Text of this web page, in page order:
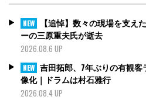
NEW
【追悼】数々の現場を支え
ーの三原重夫氏が逝去
2026.08.6 UP
NEW 吉田拓郎、7年ぶりの有観
像化｜ドラムは村石雅行
2026.08.4 UP